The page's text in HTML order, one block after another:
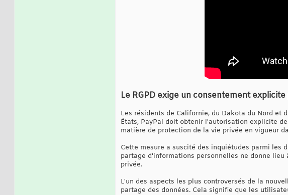
Le RGPD exige un consentement
Les résidents de Californie, du Dakota du Nord et
États, PayPal doit obtenir l'autorisation explicite
matière de protection de la vie privée en vigueur
Cette mesure a suscité des inquiétudes parmi les
partage d'informations personnelles ne donne
privée.
L'un des aspects les plus controversés de la
partage des données. Cela signifie que les